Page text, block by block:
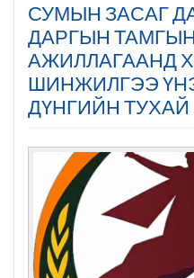
СУМЫН ЗАСАГ
ДАРГЫН
АЖИЛЛАГААНД
ШИНЖИЛГЭЭ
ДҮНГИЙН ТУХАЙ